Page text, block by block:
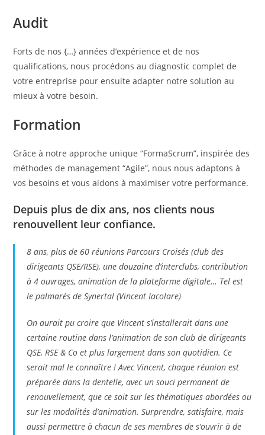
Audit
Forts de nos {…} années d’expérience et de nos
qualifications, nous procédons au diagnostic complet de
votre entreprise pour ensuite adapter notre solution au
mieux à votre besoin.
Formation
Grâce à notre approche unique “FormaScrum”, inspirée des
méthodes de management “Agile”, nous nous adaptons à
vos besoins et vous aidons à maximiser votre performance.
Depuis plus de dix ans, nos clients nous
renouvellent leur confiance.
8 ans, plus de 60 réunions Parcours Croisés (club des
dirigeants QSE/RSE), une douzaine d’interclubs, contribution
à 4 ouvrages, animation de la plateforme digitale… Tel est
le palmarès de Synertal (Vincent Iacolare)
On aurait pu croire que Vincent s’installerait dans une
certaine routine dans l’animation de son club de dirigeants
QSE, RSE & Co et plus largement dans son quotidien. Ce
serait mal le connaître ! Avec Vincent, chaque réunion est
préparée dans la dentelle, avec un souci permanent de
renouvellement, que ce soit sur les thématiques abordées ou
sur les modalités d’animation. Surprendre, satisfaire, mais
aussi permettre à chacun de ses membres de s’ouvrir à de